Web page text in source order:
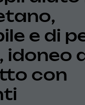
e di
idoneo
con